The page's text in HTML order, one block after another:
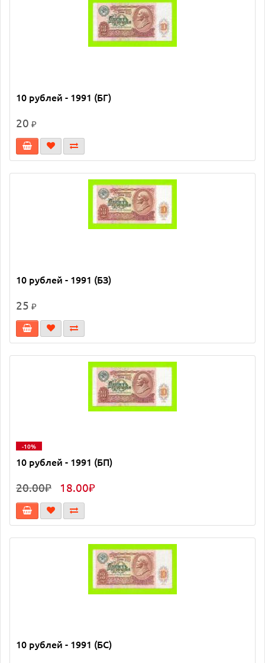
10 рублей - 1991 (БГ)
20 ₽
10 рублей - 1991 (БЗ)
25 ₽
-10%
10 рублей - 1991 (БП)
20.00₽ 18.00₽
10 рублей - 1991 (БС)